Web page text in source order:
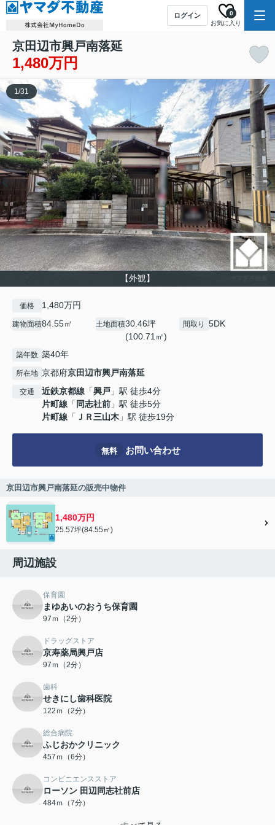
ログイン
お気に入り
0
京田辺市興戸南落延
1,480万円
【外観】
1/31
価格 1,480万円
建物面積84.55㎡ 土地面積30.46坪
(100.71㎡)
間取り 5DK
築年数 築40年
所在地 京都府京田辺市興戸南落延
交通 近鉄京都線 「興戸 」駅 徒歩4分
片町線 「 同志社前 」駅 徒歩5分
片町線 「 ＪＲ三山木 」駅 徒歩19分
無料 お問い合わせ
京田辺市興戸南落延の販売中物件
1,480万円
25.57坪(84.55㎡)
周辺施設
保育園
まゆあいのおうち保育園
97ｍ（2分）
ドラッグストア
京寿薬局興戸店
97ｍ（2分）
歯科
せきにし歯科医院
122ｍ（2分）
総合病院
ふじおかクリニック
457ｍ（6分）
コンビニエンスストア
ローソン 田辺同志社前店
484ｍ（7分）